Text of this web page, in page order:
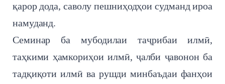
қарор дода, саволу пешниҳодҳои судманд ироа
намуданд.
Семинар ба мубодилаи таҷрибаи илмӣ,
таҳкими ҳамкориҳои илмӣ, ҷалби ҷавонон ба
тадқиқоти илмӣ ва рушди минбаъдаи фанҳои